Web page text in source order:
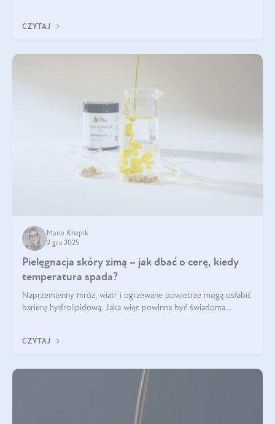
bydlęcy.
CZYTAJ
Maria Knapik
2 gru 2025
Pielęgnacja skóry zimą – jak dbać o cerę, kiedy
temperatura spada?
Naprzemienny mróz, wiatr i ogrzewane powietrze mogą osłabić
barierę hydrolipidową. Jaka więc powinna być świadoma
CZYTAJ